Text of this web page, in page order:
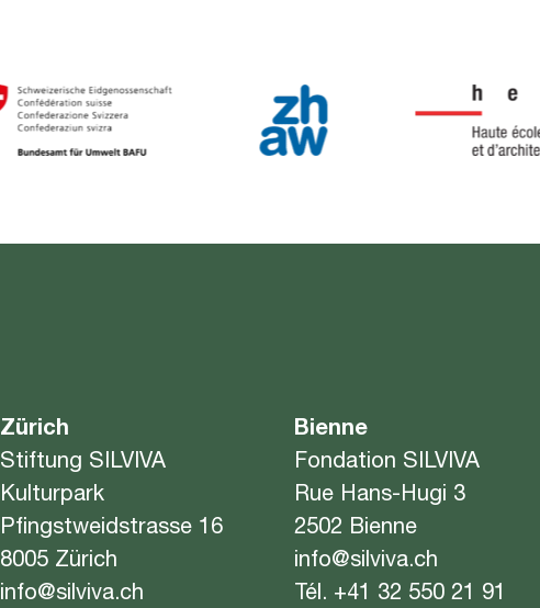
Zürich
Stiftung SILVIVA
Kulturpark
Pfingstweidstrasse 16
8005 Zürich
info@silviva.ch
Bienne
Fondation SILVIVA
Rue Hans-Hugi 3
2502 Bienne
info@silviva.ch
Tél. +41 32 550 21 91